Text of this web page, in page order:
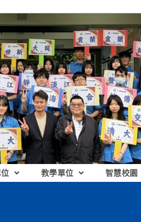
教學單位 智慧校園